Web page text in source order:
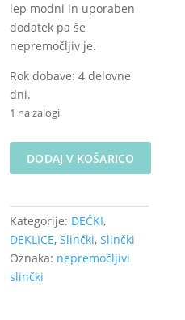
lep modni in uporaben
dodatek pa še
nepremočljiv je.
Rok dobave: 4 delovne
dni.
1 na zalogi
slinček
Morski
2
količina
DODAJ V KOŠARICO
Kategorije: DEČKI,
DEKLICE,Slinčki,Slinčki
Oznaka: nepremočljivi
slinčki